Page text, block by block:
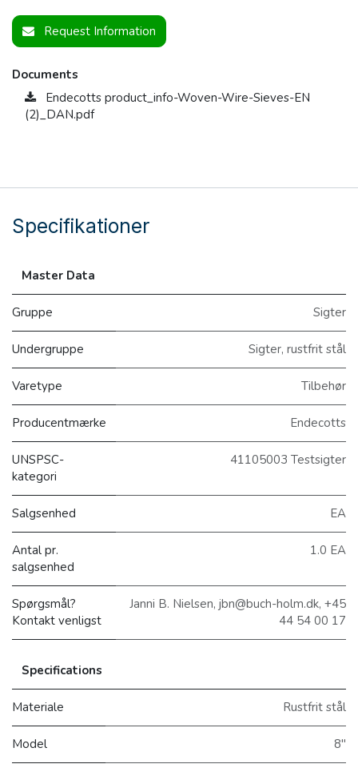
Request Information
Documents
Endecotts product_info-Woven-Wire-Sieves-EN
(2)_DAN.pdf
Specifikationer
Master Data
Gruppe Sigter
Undergruppe Sigter, rustfrit stål
Varetype Tilbehør
Producentmærke Endecotts
UNSPSC-
kategori
41105003 Testsigter
Salgsenhed EA
Antal pr.
salgsenhed
1.0 EA
Spørgsmål?
Kontakt venligst
Janni B. Nielsen, jbn@buch-holm.dk, +45
44 54 00 17
Specifications
Materiale Rustfrit stål
Model 8"